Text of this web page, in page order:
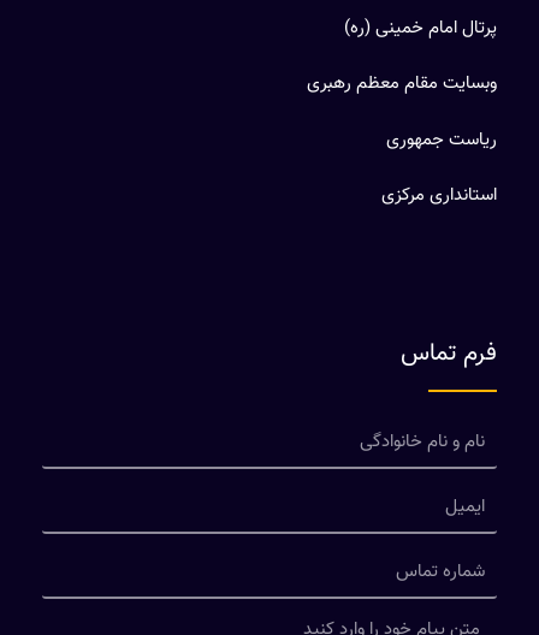
پرتال امام خمینی (ره)
وبسایت مقام معظم رهبری
ریاست جمهوری
استانداری مرکزی
فرم تماس